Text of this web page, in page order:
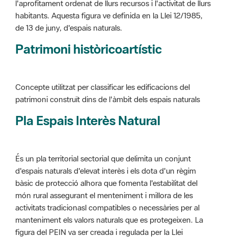
Patrimoni històricoartístic
Concepte utilitzat per classificar les edificacions del
Pla Espais Interès Natural
És un pla territorial sectorial que delimita un conjunt
món rural assegurant el menteniment i millora de les
activitats tradicionasl compatibles o necessàries per al
manteniment els valors naturals que es protegeixen. La
figura del PEIN va ser creada i regulada per la Llei
12/1985, de 13 de juny, d'espais naturals. El PEIN va ser
aprovat per Decret 328/92. El seu abast comprèn tot el
territori de Catalunya i les seves disposicions normatives